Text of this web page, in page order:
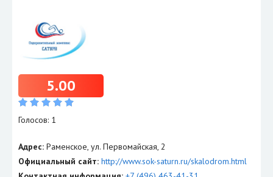
5.00
Голосов: 1
Адрес: Раменское, ул. Первомайская, 2
Официальный сайт: http://www.sok-saturn.ru/skalodrom.html